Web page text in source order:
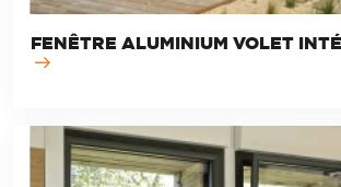
FENÊTRE ALUMINIUM VOLET